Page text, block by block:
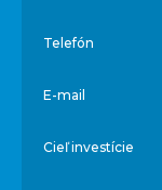
Telefón
E-mail
Cieľ investície